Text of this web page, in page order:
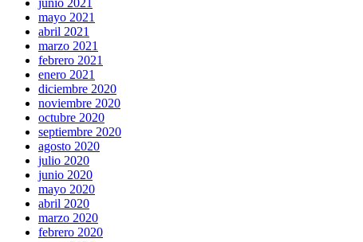
junio 2021
mayo 2021
abril 2021
marzo 2021
febrero 2021
enero 2021
diciembre 2020
noviembre 2020
octubre 2020
septiembre 2020
agosto 2020
julio 2020
junio 2020
mayo 2020
abril 2020
marzo 2020
febrero 2020